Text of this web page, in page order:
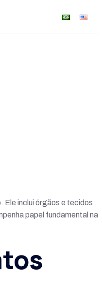
inclui órgãos e tecidos
papel fundamental na